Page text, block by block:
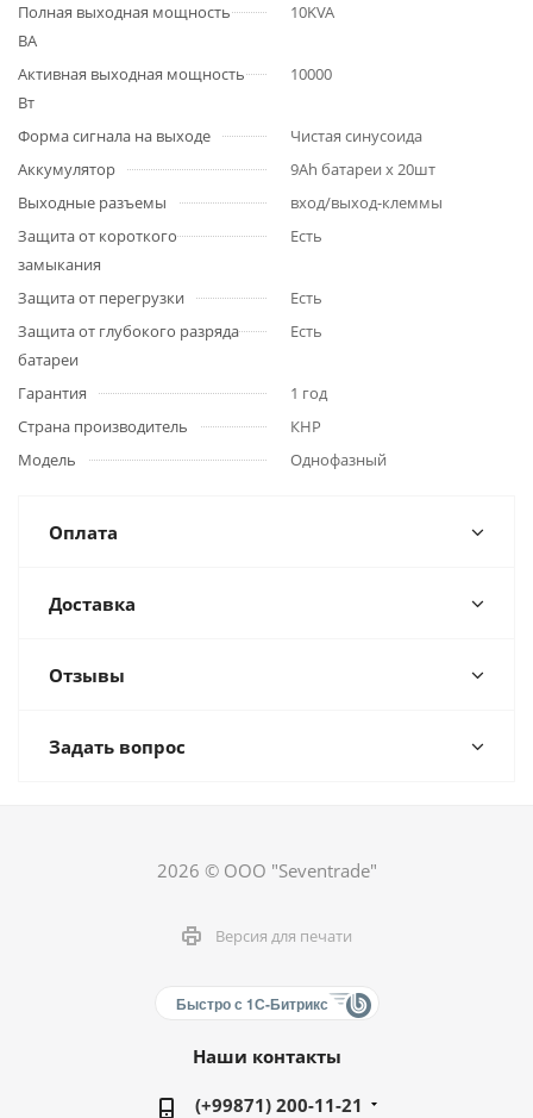
Полная выходная мощность
ВА
10KVA
Активная выходная мощность
Вт
10000
Форма сигнала на выходе
Чистая синусоида
Аккумулятор
9Ah батареи x 20шт
Выходные разъемы
вход/выход-клеммы
Защита от короткого
замыкания
Есть
Защита от перегрузки
Есть
Защита от глубокого разряда
батареи
Есть
Гарантия
1 год
Страна производитель
КНР
Модель
Однофазный
Оплата
Доставка
Отзывы
Задать вопрос
2026 © ООО "Seventrade"
Версия для печати
Быстро с 1С-Битрикс
Наши контакты
(+99871) 200-11-21